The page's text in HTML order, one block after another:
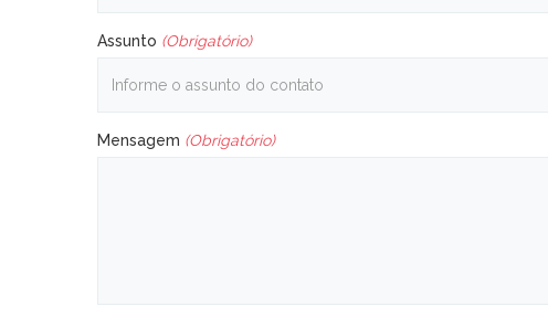
Assunto (Obrigatório)
Mensagem (Obrigatório)